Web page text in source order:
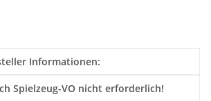
Informationen:
Spielzeug-VO nicht erforderlich!